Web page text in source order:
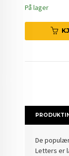
På lager
De
Letters er